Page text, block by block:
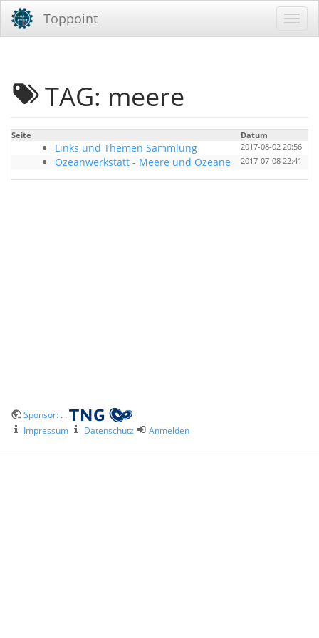
Toppoint
TAG: meere
Seite Datum
Links und Themen Sammlung 2017-08-02 20:56
Ozeanwerkstatt - Meere und Ozeane 2017-07-08 22:41
Sponsor: . .
Impressum
Datenschutz Anmelden